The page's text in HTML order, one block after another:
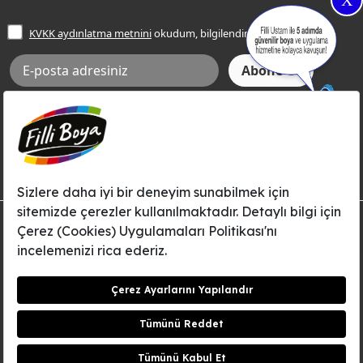
Frezya Rengi
Bilgi Toplumu Hizmetleri
İnternet Sitesi Kullanım Koşulları
KVKK Talep Formu
KVKK Aydınlatma Metni
KVKK aydınlatma metniniokudum, bilgilendim.
Aksi tarafımca bildirilene dek, Betek Boya ve Kimya Sanayi A.Ş.'nin
Filli Boya dahil tüm markaları ile ilgili kampanya, duyuru, hizmetler ve
tanıtım faaliyetleri vb. ile ilgili olarak e-posta yoluyla şahsıma
© Filli Boya 2026. Tüm Hakları Saklıdır.